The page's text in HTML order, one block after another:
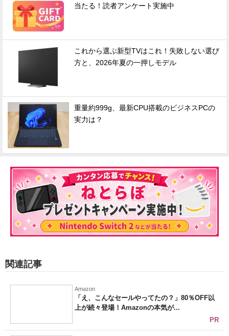
当たる！読者アンケート実施中
これから選ぶ新型TVはこれ！失敗しない選び
方と、2026年夏の一押しモデル
重量約999g、最新CPU搭載のビジネスPCの
実力は？
関連記事
Amazon
「え、こんなセールやってたの？」80％OFF以
上が続々登場！Amazonの本気が...
PR